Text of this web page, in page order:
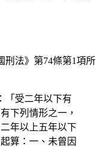
刑法》第74條第1項所
「受二年以下有
下列情形之一，
年以上五年以下
算：一、未曾因